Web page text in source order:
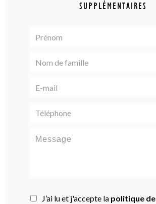
SUPPLÉMENTAIRES
J’ai lu et j'accepte la politique de